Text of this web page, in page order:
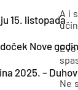
15. listopada
Nove
2025. –
A i
Ne